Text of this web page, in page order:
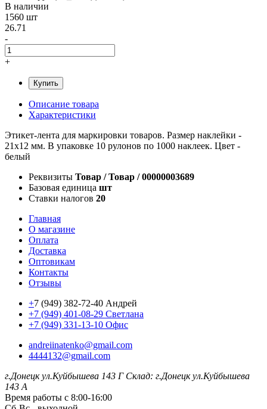
В наличии
1560 шт
26.71
-
+
Купить
Описание товара
Характеристики
Этикет-лента для маркировки товаров. Размер наклейки -
21х12 мм. В упаковке 10 рулонов по 1000 наклеек. Цвет -
белый
Реквизиты Товар / Товар / 00000003689
Базовая единица шт
Ставки налогов 20
Главная
О магазине
Оплата
Доставка
Оптовикам
Контакты
Отзывы
+7 (949) 382-72-40 Андрей
+7 (949) 401-08-29 Светлана
+7 (949) 331-13-10 Офис
andreiinatenko@gmail.com
4444132@gmail.com
г.Донецк ул.Куйбышева 143 Г Склад: г.Донецк ул.Куйбышева
143 А
Время работы с 8:00-16:00